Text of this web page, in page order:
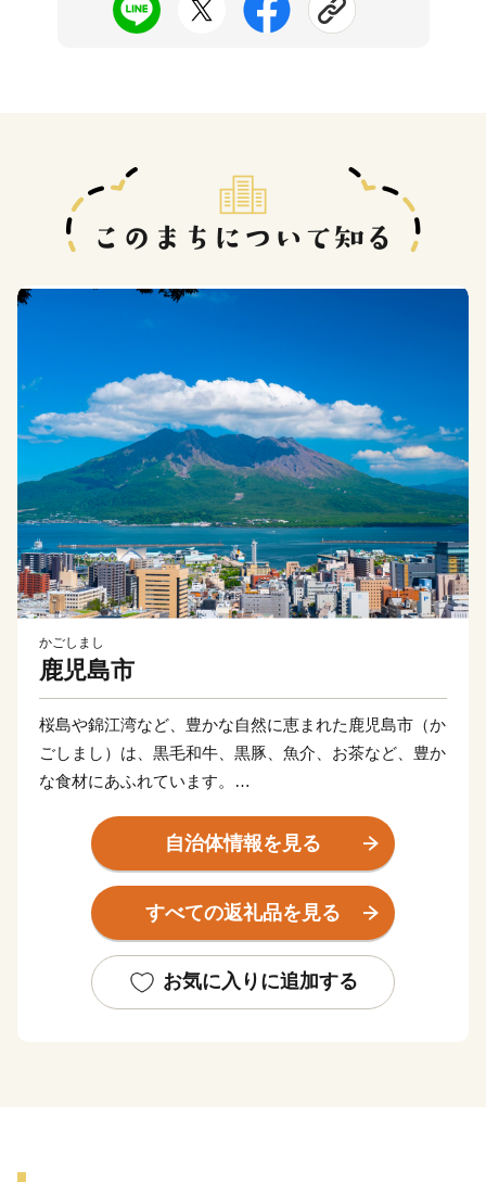
かごしまし
鹿児島市
桜島や錦江湾など、豊かな自然に恵まれた鹿児島市（か
ごしまし）は、黒毛和牛、黒豚、魚介、お茶など、豊か
な食材にあふれています。
産地ならではの味である焼酎やさつま揚げなど美味し
い“食”の宝庫です。
伝統の技を受け継ぎ、高い技術で生み出された薩摩切
また、南の交流拠点都市として各種都市機能が集積して
自治体情報を見る
すべての返礼品を見る
お気に入りに追加する